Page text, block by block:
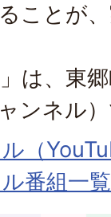
ことが
は、東
ンネル
（
番組一覧